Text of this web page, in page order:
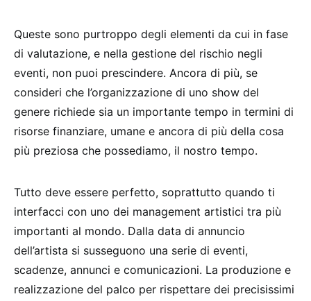
Queste sono purtroppo degli elementi da cui in fase
di valutazione, e nella gestione del rischio negli
eventi, non puoi prescindere. Ancora di più, se
consideri che l’organizzazione di uno show del
genere richiede sia un importante tempo in termini di
risorse finanziare, umane e ancora di più della cosa
più preziosa che possediamo, il nostro tempo.
Tutto deve essere perfetto, soprattutto quando ti
interfacci con uno dei management artistici tra più
importanti al mondo. Dalla data di annuncio
dell’artista si susseguono una serie di eventi,
scadenze, annunci e comunicazioni. La produzione e
realizzazione del palco per rispettare dei precisissimi